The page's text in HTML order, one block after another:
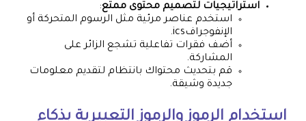
استراتيجيات لتصميم محتوى ممتع:
استخدم عناصر مرئية مثل الرسوم المتحركة أو
الإنفوجرافics.
أضف فقرات تفاعلية تشجع الزائر على
المشاركة.
قم بتحديث محتواك بانتظام لتقديم معلومات
جديدة وشيقة.
استخدام الرموز والرموز التعبيرية بذكاء